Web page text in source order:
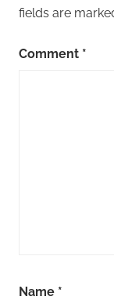
fields are
Comment *
Name *